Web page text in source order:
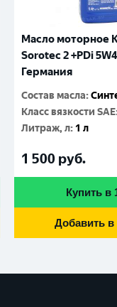
Масло моторное
Sorotec 2 +PDi
Германия
Состав масла:
Класс вязкости SAE
Литраж, л: 1 л
1 500 руб.
Купить в
Добавить в